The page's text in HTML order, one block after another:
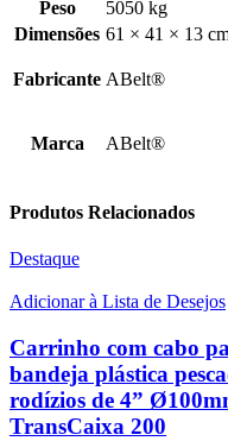
Peso
5050 kg
Dimensões 61 × 41 × 13
Fabricante ABelt®
Marca ABelt®
Produtos Relacionados
Destaque
Adicionar à Lista de Desejos
Carrinho com cabo
bandeja plástica
rodízios de 4”
TransCaixa 200